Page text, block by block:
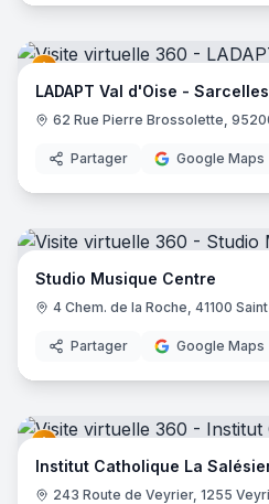
LADAPT Val d'Oise - Sarcelles
62 Rue Pierre Brossolette,
Partager Google Maps
Studio Musique Centre
4 Chem. de la Roche, 41100
Partager Google Maps
Institut Catholique La
243 Route de Veyrier, 1255